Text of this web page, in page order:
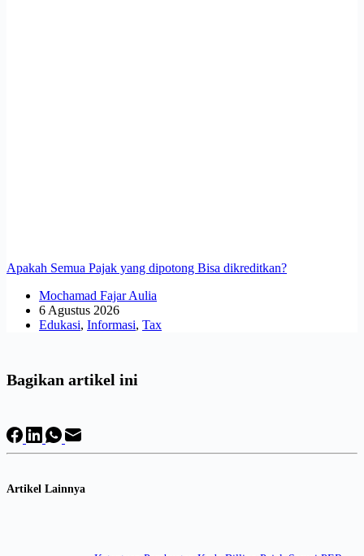
Apakah Semua Pajak yang dipotong Bisa dikreditkan?
Mochamad Fajar Aulia
6 Agustus 2026
Edukasi, Informasi, Tax
Bagikan artikel ini
Artikel Lainnya